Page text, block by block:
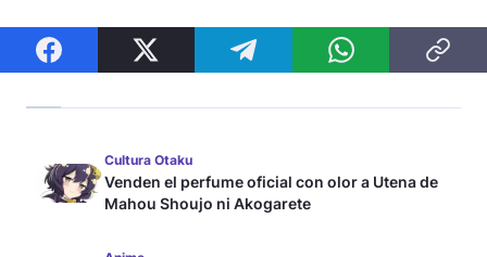
Cultura Otaku
Venden el perfume oficial con olor a Utena de
Mahou Shoujo ni Akogarete